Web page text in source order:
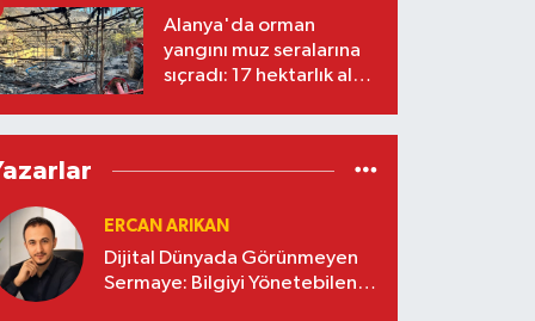
Alanya'da orman
yangını muz seralarına
sıçradı: 17 hektarlık alan
ERCAN ARIKAN
Dijital Dünyada Görünmeyen
Sermaye: Bilgiyi Yönetebilen